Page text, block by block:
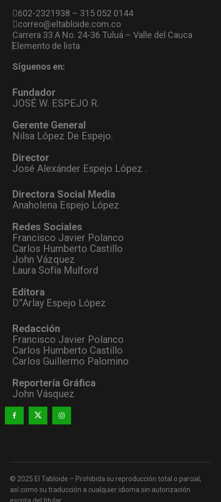
602-2321938 – 315 052 0144
correo@eltabloide.com.co
Carrera 33 A No. 24-36 Tuluá – Valle del Cauca
Elemento de lista
Síguenos en:
Fundador
JOSÉ W. ESPEJO R.
Gerente General
Nilsa López De Espejo.
Director
José Alexánder Espejo López .
Directora Social Media
Anaholena Espejo López
Redes Sociales
Francisco Javier Polanco
Carlos Humberto Castillo
John Vázquez
Laura Sofía Mulford
Editora
D”Arlay Espejo López
Redacción
Francisco Javier Polanco
Carlos Humberto Castillo
Carlos Guillermo Palomino
Reportería Gráfica
John Vásquez
© 2025 El Tabloide – Prohibida su reproducción total o parcial,
así como su traducción a cualquier idioma sin autorización